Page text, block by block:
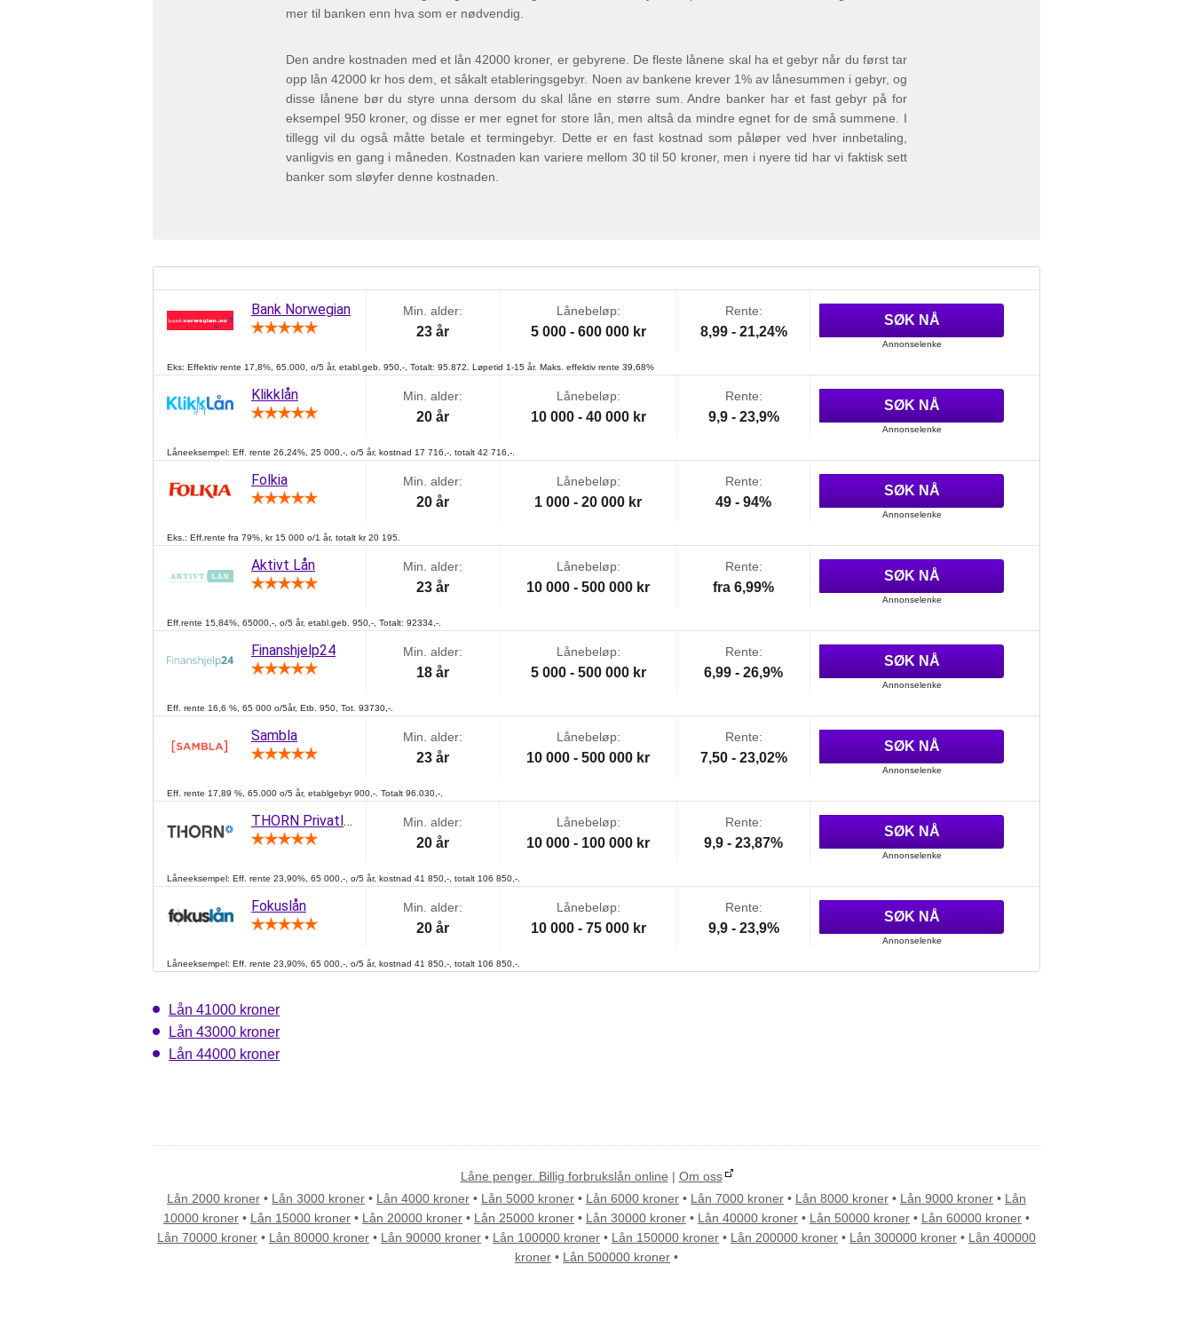
mer til banken enn hva som er nødvendig.
Den andre kostnaden med et lån 42000 kroner, er gebyrene. De fleste lånene skal ha et gebyr når du først tar
opp lån 42000 kr hos dem, et såkalt etableringsgebyr. Noen av bankene krever 1% av lånesummen i gebyr, og
disse lånene bør du styre unna dersom du skal låne en større sum. Andre banker har et fast gebyr på for
eksempel 950 kroner, og disse er mer egnet for store lån, men altså da mindre egnet for de små summene. I
tillegg vil du også måtte betale et termingebyr. Dette er en fast kostnad som påløper ved hver innbetaling,
vanligvis en gang i måneden. Kostnaden kan variere mellom 30 til 50 kroner, men i nyere tid har vi faktisk sett
banker som sløyfer denne kostnaden.
Bank Norwegian Min. alder:
23 år
Lånebeløp:
5 000 - 600 000 kr
Rente:
8,99 - 21,24%
SØK NÅ
Annonselenke
Eks: Effektiv rente 17,8%, 65.000, o/5 år, etabl.geb. 950,-, Totalt: 95.872. Løpetid 1-15 år. Maks. effektiv rente 39,68%
Klikklån Min. alder:
20 år
Lånebeløp:
10 000 - 40 000 kr
Rente:
9,9 - 23,9%
SØK NÅ
Annonselenke
Låneeksempel: Eff. rente 26,24%, 25 000,-, o/5 år, kostnad 17 716,-, totalt 42 716,-.
Folkia Min. alder:
20 år
Lånebeløp:
1 000 - 20 000 kr
Rente:
49 - 94%
SØK NÅ
Annonselenke
Eks.: Eff.rente fra 79%, kr 15 000 o/1 år, totalt kr 20 195.
Aktivt Lån Min. alder:
23 år
Lånebeløp:
10 000 - 500 000 kr
Rente:
fra 6,99%
SØK NÅ
Annonselenke
Eff.rente 15,84%, 65000,-, o/5 år, etabl.geb. 950,-, Totalt: 92334,-.
Finanshjelp24 Min. alder:
18 år
Lånebeløp:
5 000 - 500 000 kr
Rente:
6,99 - 26,9%
SØK NÅ
Annonselenke
Eff. rente 16,6 %, 65 000 o/5år, Etb. 950, Tot. 93730,-.
Sambla Min. alder:
23 år
Lånebeløp:
10 000 - 500 000 kr
Rente:
7,50 - 23,02%
SØK NÅ
Annonselenke
Eff. rente 17,89 %, 65.000 o/5 år, etablgebyr 900,-. Totalt 96.030,-.
THORN Privatlån Pluss Min. alder:
20 år
Lånebeløp:
10 000 - 100 000 kr
Rente:
9,9 - 23,87%
SØK NÅ
Annonselenke
Låneeksempel: Eff. rente 23,90%, 65 000,-, o/5 år, kostnad 41 850,-, totalt 106 850,-.
Fokuslån Min. alder:
20 år
Lånebeløp:
10 000 - 75 000 kr
Rente:
9,9 - 23,9%
SØK NÅ
Annonselenke
Låneeksempel: Eff. rente 23,90%, 65 000,-, o/5 år, kostnad 41 850,-, totalt 106 850,-.
Lån 41000 kroner
Lån 43000 kroner
Lån 44000 kroner
Låne penger. Billig forbrukslån online | Om oss
Lån 2000 kroner • Lån 3000 kroner • Lån 4000 kroner • Lån 5000 kroner • Lån 6000 kroner • Lån 7000 kroner • Lån 8000 kroner • Lån 9000 kroner • Lån
10000 kroner • Lån 15000 kroner • Lån 20000 kroner • Lån 25000 kroner • Lån 30000 kroner • Lån 40000 kroner • Lån 50000 kroner • Lån 60000 kroner •
Lån 70000 kroner • Lån 80000 kroner • Lån 90000 kroner • Lån 100000 kroner • Lån 150000 kroner • Lån 200000 kroner • Lån 300000 kroner • Lån 400000
kroner • Lån 500000 kroner •